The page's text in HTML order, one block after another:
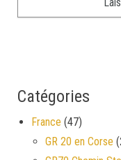
Catégories
France (47)
GR 20 en Corse